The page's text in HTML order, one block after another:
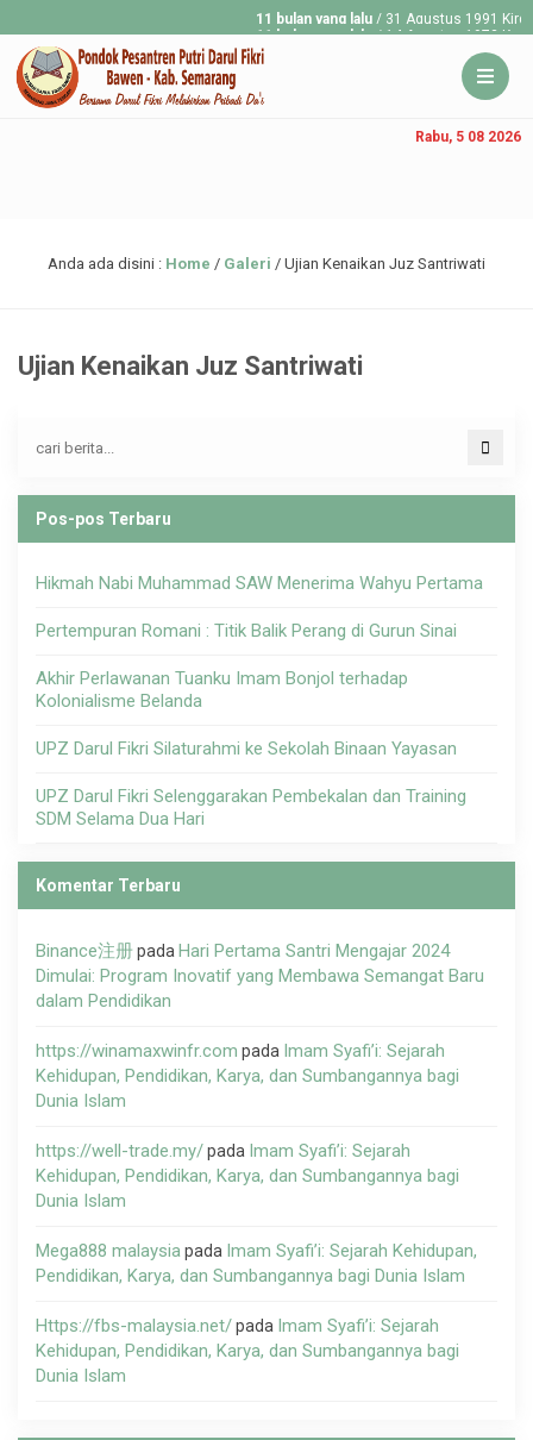
11 bulan yang lalu / 31 Agustus 1991
11 bulan yang lalu/ 14 Agustus 1973
Rabu, 5 08 2026
Anda ada disini : Home / Galeri / Ujian Kenaikan Juz Santriwati
Ujian Kenaikan Juz Santriwati
Pos-pos Terbaru
Hikmah Nabi Muhammad SAW Menerima Wahyu Pertama
Pertempuran Romani : Titik Balik Perang di Gurun Sinai
Akhir Perlawanan Tuanku Imam Bonjol terhadap
Kolonialisme Belanda
UPZ Darul Fikri Silaturahmi ke Sekolah Binaan Yayasan
UPZ Darul Fikri Selenggarakan Pembekalan dan Training
SDM Selama Dua Hari
Komentar Terbaru
Binance注册pada Hari Pertama Santri Mengajar 2024
Dimulai: Program Inovatif yang Membawa Semangat Baru
dalam Pendidikan
https://winamaxwinfr.com pada Imam Syafi’i: Sejarah
Kehidupan, Pendidikan, Karya, dan Sumbangannya bagi
Dunia Islam
https://well-trade.my/pada Imam Syafi’i: Sejarah
Kehidupan, Pendidikan, Karya, dan Sumbangannya bagi
Dunia Islam
Mega888 malaysiapada Imam Syafi’i: Sejarah Kehidupan,
Pendidikan, Karya, dan Sumbangannya bagi Dunia Islam
Https://fbs-malaysia.net/pada Imam Syafi’i: Sejarah
Kehidupan, Pendidikan, Karya, dan Sumbangannya bagi
Dunia Islam